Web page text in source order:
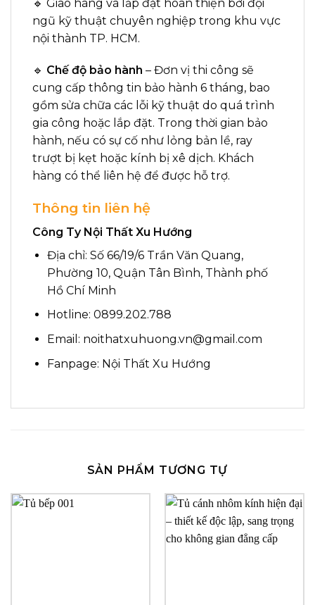
🔹 Giao hàng và lắp đặt hoàn thiện bởi đội
ngũ kỹ thuật chuyên nghiệp trong khu vực
nội thành TP. HCM.
🔹 Chế độ bảo hành – Đơn vị thi công sẽ
cung cấp thông tin bảo hành 6 tháng, bao
gồm sửa chữa các lỗi kỹ thuật do quá trình
gia công hoặc lắp đặt. Trong thời gian bảo
hành, nếu có sự cố như lỏng bản lề, ray
trượt bị kẹt hoặc kính bị xê dịch. Khách
hàng có thể liên hệ để được hỗ trợ.
Thông tin liên hệ
Công Ty Nội Thất Xu Hướng
Địa chỉ: Số 66/19/6 Trần Văn Quang,
Phường 10, Quận Tân Bình, Thành phố
Hồ Chí Minh
Hotline: 0899.202.788
Email: noithatxuhuong.vn@gmail.com
Fanpage: Nội Thất Xu Hướng
SẢN PHẨM TƯƠNG TỰ